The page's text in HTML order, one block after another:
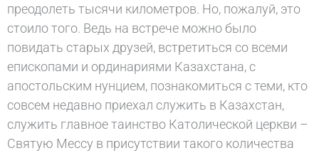
преодолеть тысячи километров. Но, пожалуй, это
стоило того. Ведь на встрече можно было
повидать старых друзей, встретиться со всеми
епископами и ординариями Казахстана, с
апостольским нунцием, познакомиться с теми, кто
совсем недавно приехал служить в Казахстан,
служить главное таинство Католической церкви –
Святую Мессу в присутствии такого количества